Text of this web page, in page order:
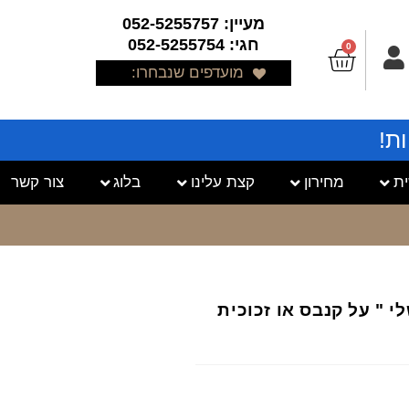
0
מעיין: 052-5255757
חגי: 052-5255754
מועדפים שנבחרו:
מחירון קצת עלינו בלוג צור קשר
" על קנבס או זכוכית